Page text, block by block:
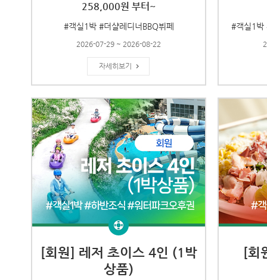
258,000원 부터~
#객실1박 #더샬레디너BBQ뷔페
2026-07-29 ~ 2026-08-22
자세히보기
#객실1박
[회원] 레저 초이스 4인 (1박
상품)
[회